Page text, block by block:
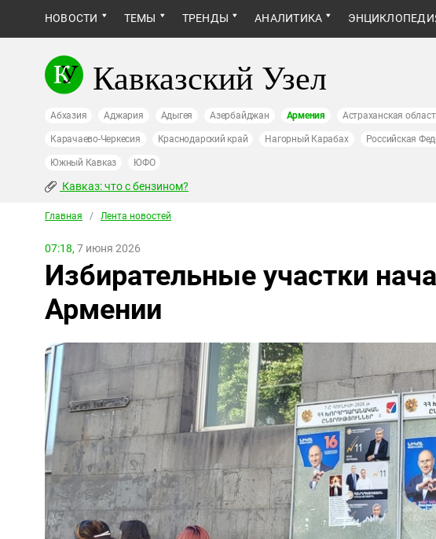
НОВОСТИ ТЕМЫ ТРЕНДЫ АНАЛИТИКА
Кавказский Узел
Абхазия Аджария Адыгея Азербайджан Армения Астраханская
Карачаево-Черкесия Краснодарский край Нагорный Карабах Российская
Южный Кавказ ЮФО
Кавказ: что с бензином?
Главная / Лента новостей
07:18, 7 июня 2026
Избирательные участки
Армении